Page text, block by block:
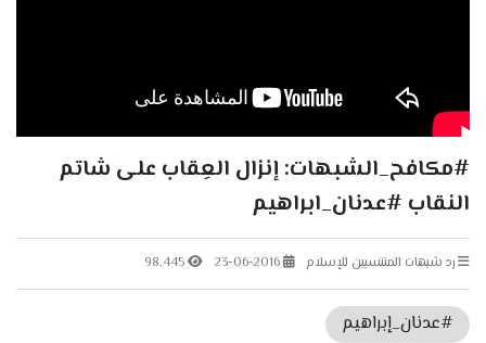
#مكافح_الشبهات: إنزال العِقاب على شاتم
النقاب #عدنان_ابراهيم
رد شبهات المنتسبين للإسلام 23-06-2016
98.445
#عدنان_إبراهيم